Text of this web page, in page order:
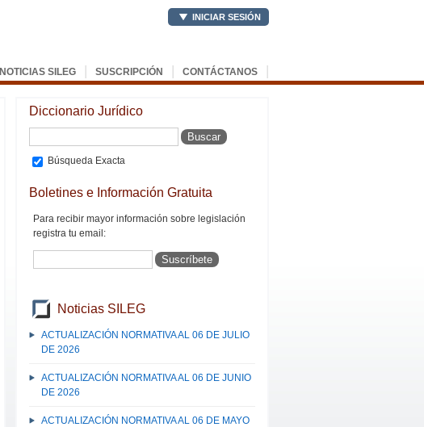
NOTICIAS SILEG | SUSCRIPCIÓN | CONTÁCTANOS |
INICIAR SESIÓN
Diccionario Jurídico
Búsqueda Exacta
Boletines e Información Gratuita
Para recibir mayor información sobre legislación
registra tu email:
Noticias SILEG
ACTUALIZACIÓN NORMATIVA AL 06 DE JULIO
DE 2026
ACTUALIZACIÓN NORMATIVA AL 06 DE JUNIO
DE 2026
ACTUALIZACIÓN NORMATIVA AL 06 DE MAYO